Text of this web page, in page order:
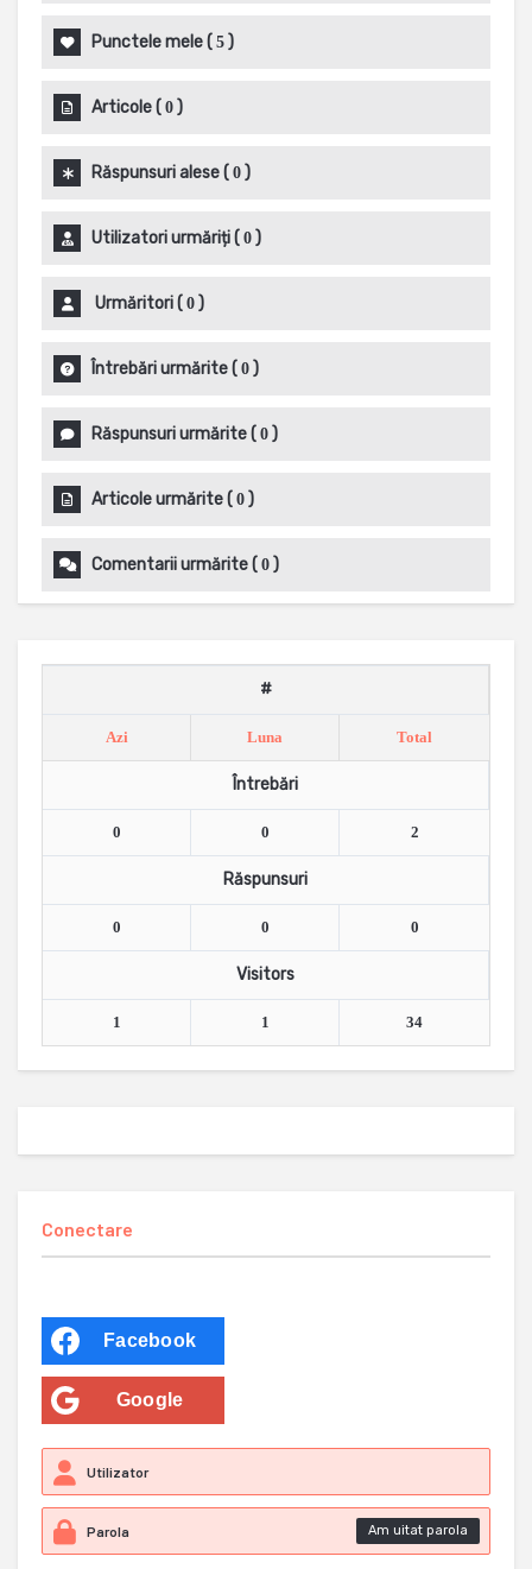
Punctele mele( 5 )
Articole( 0 )
Răspunsuri alese( 0 )
Utilizatori urmăriți( 0 )
Urmăritori( 0 )
Întrebări urmărite( 0 )
Răspunsuri urmărite( 0 )
Articole urmărite( 0 )
Comentarii urmărite( 0 )
#
Azi Luna Total
Întrebări
0 0 2
Răspunsuri
0 0 0
Visitors
1 1 34
Conectare
Facebook
Google
Am uitat parola